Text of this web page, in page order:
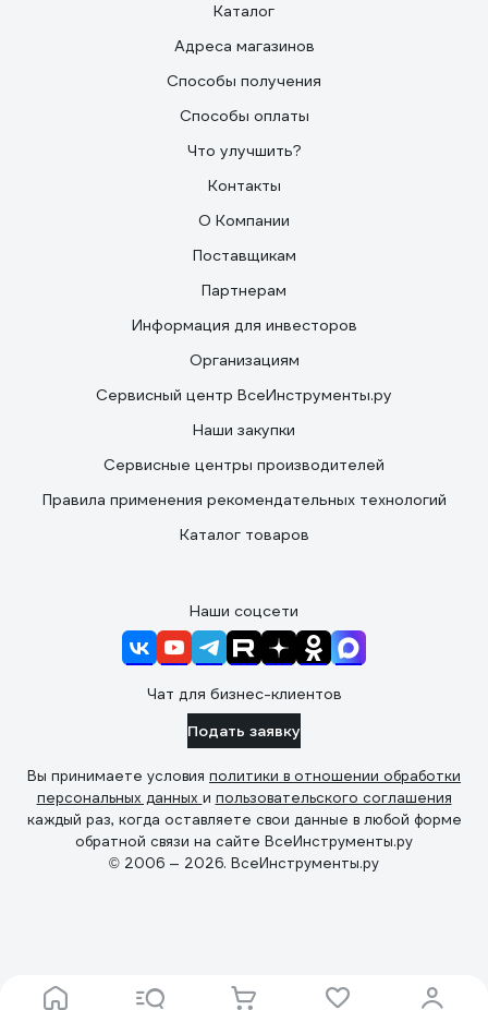
Каталог
Адреса магазинов
Способы получения
Способы оплаты
Что улучшить?
Контакты
О Компании
Поставщикам
Партнерам
Информация для инвесторов
Организациям
Сервисный центр ВсеИнструменты.ру
Наши закупки
Сервисные центры производителей
Правила применения рекомендательных технологий
Каталог товаров
Наши соцсети
Чат для бизнес-клиентов
Подать заявку
Вы принимаете условия политики в отношении обработки
персональных данных и пользовательского соглашения
каждый раз, когда оставляете свои данные в любой форме
обратной связи на сайте ВсеИнструменты.ру
© 2006 — 2026. ВсеИнструменты.ру